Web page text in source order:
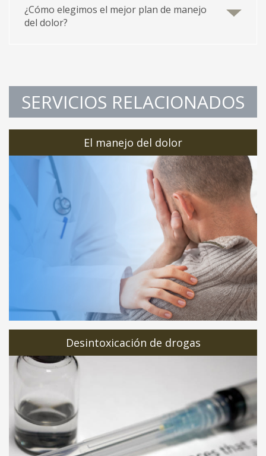
¿Cómo elegimos el mejor plan de manejo
del dolor?
SERVICIOS RELACIONADOS
El manejo del dolor
Desintoxicación de drogas